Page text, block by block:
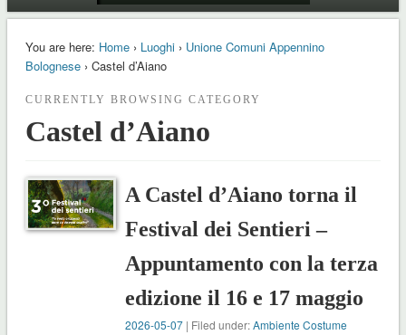
You are here: Home› Luoghi› Unione Comuni Appennino
Bolognese› Castel d’Aiano
CURRENTLY BROWSING CATEGORY
Castel d’Aiano
A Castel d’Aiano torna il
Festival dei Sentieri –
Appuntamento con la terza
edizione il 16 e 17 maggio
2026-05-07 | Filed under:Ambiente Costume